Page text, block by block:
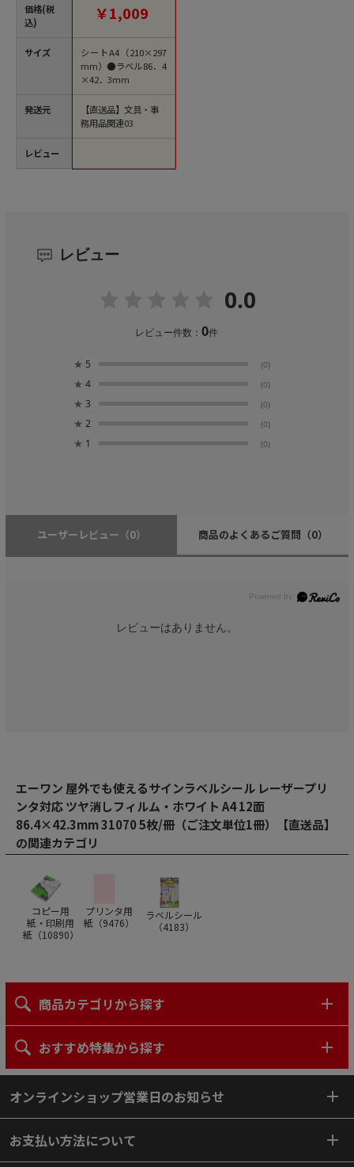
価格(税
込)
サイズ
発送元
レビュー
面 86.4×42.3mm 31
位1冊）【直送品】
￥1,009
シートA4（210×297
mm）●ラベル86．4
×42．3mm
【直送品】文具・事
務用品関連03
レビュー
0.0
レビュー件数：0件
★ 5 (0)
★ 4 (0)
★ 3 (0)
★ 2 (0)
★ 1 (0)
ユーザーレビュー （0） 商品のよくあるご質問 （0）
レビューはありません。
エーワン 屋外でも使えるサインラベルシール レーザープリ
ンタ対応 ツヤ消しフィルム・ホワイト A4 12面
86.4×42.3mm 31070 5枚/冊（ご注文単位1冊）【直送品】
の関連カテゴリ
コピー用
紙・印刷用
紙（10890）
プリンタ用
紙（9476）
ラベルシール
（4183）
商品カテゴリから探す
おすすめ特集から探す
オンラインショップ営業日のお知らせ
お支払い方法について